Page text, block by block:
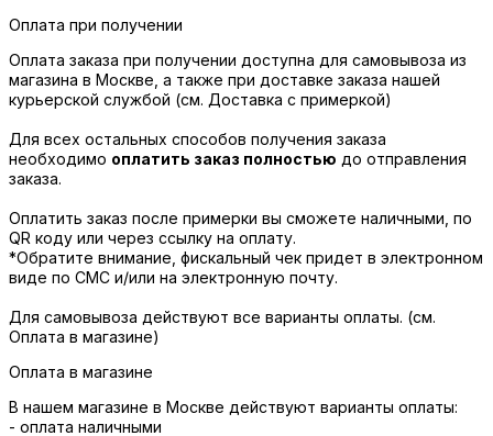
Оплата при получении
Оплата заказа при получении доступна для самовывоза из
магазина в Москве, а также при доставке заказа нашей
курьерской службой (см. Доставка с примеркой)
Для всех остальных способов получения заказа
необходимо оплатить заказ полностью до отправления
заказа.
Оплатить заказ после примерки вы сможете наличными, по
QR коду или через ссылку на оплату.
*Обратите внимание, фискальный чек придет в электронном
виде по СМС и/или на электронную почту.
Для самовывоза действуют все варианты оплаты. (см.
Оплата в магазине)
Оплата в магазине
В нашем магазине в Москве действуют варианты оплаты:
- оплата наличными